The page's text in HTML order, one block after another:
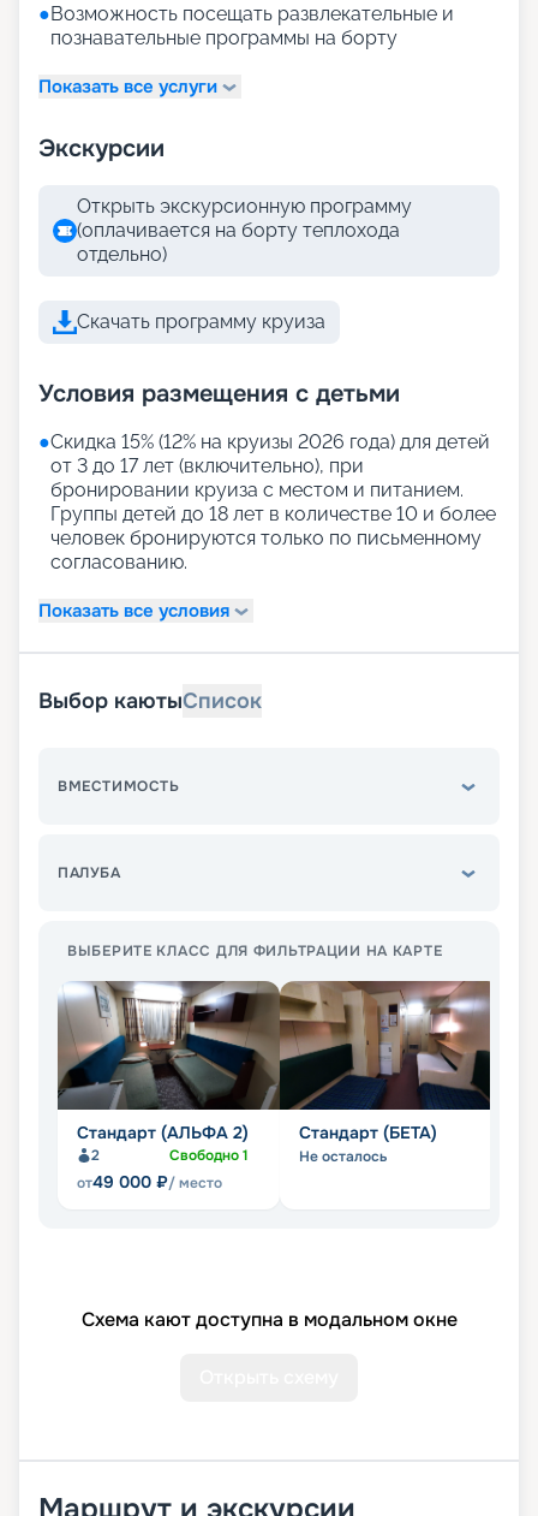
●Возможность посещать развлекательные и
познавательные программы на борту
Показать все услуги
Экскурсии
Открыть экскурсионную программу
(оплачивается на борту теплохода
отдельно)
Скачать программу круиза
Условия размещения с детьми
●Скидка 15% (12% на круизы 2026 года) для детей
от 3 до 17 лет (включительно), при
бронировании круиза с местом и питанием.
Группы детей до 18 лет в количестве 10 и более
человек бронируются только по письменному
согласованию.
Показать все условия
Выбор каютыСписок
ВМЕСТИМОСТЬ
ПАЛУБА
ВЫБЕРИТЕ КЛАСС ДЛЯ ФИЛЬТРАЦИИ НА КАРТЕ
Стандарт (АЛЬФА 2)
2 Свободно1
от49 000 ₽/ место
Стандарт (БЕТА)
Не осталось
Схема кают доступна в модальном окне